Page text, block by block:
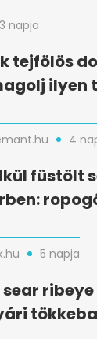
3 napja
tejfölös
ilyen
4
füstölt
5 napja
sear